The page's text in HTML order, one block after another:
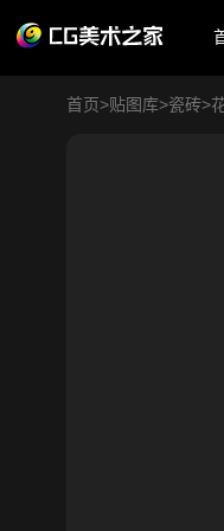
首页>贴图库>瓷砖>